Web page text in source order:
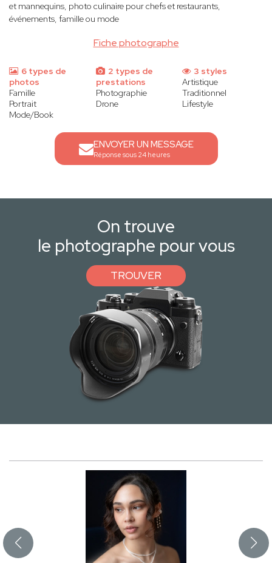
Fiche photographe
et mannequins, photo culinaire pour chefs et restaurants,
événements, famille ou mode
6 types de
photos
Famille
Portrait
Mode/Book
2 types de
prestations
Photographie
Drone
3 styles
Artistique
Traditionnel
Lifestyle
ENVOYER UN MESSAGE
Réponse sous 24 heures
On trouve
le photographe pour vous
TROUVER